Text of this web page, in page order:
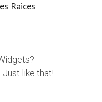
Raices
Just like that!